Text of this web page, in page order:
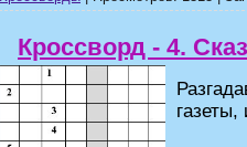
Кроссворд - 4.